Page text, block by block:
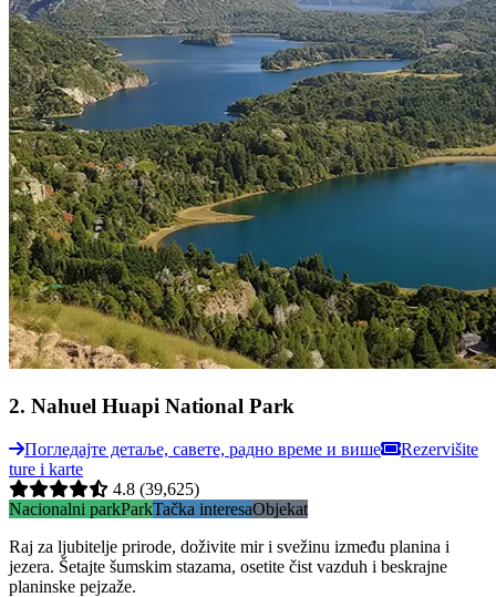
2. Nahuel Huapi National Park
Погледајте детаље, савете, радно време и више
Rezervišite
ture i karte
4.8 (39,625)
Nacionalni parkParkTačka interesaObjekat
Raj za ljubitelje prirode, doživite mir i svežinu između planina i
jezera. Šetajte šumskim stazama, osetite čist vazduh i beskrajne
planinske pejzaže.